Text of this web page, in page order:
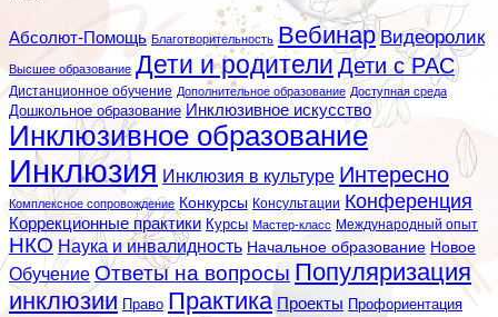
Абсолют-Помощь Благотворительность Вебинар Видеоролик
Высшее образование Дети и родители Дети с РАС
Дистанционное обучение Дополнительное образование Доступная среда
Дошкольное образование Инклюзивное искусство
Инклюзивное образование
Инклюзия Инклюзия в культуре Интересно
Комплексное сопровождение Конкурсы Консультации Конференция
Коррекционные практики Курсы Мастер-класс Международный опыт
НКО Наука и инвалидность Начальное образование Новое
Обучение Ответы на вопросы Популяризация
инклюзии Право Практика Проекты Профориентация